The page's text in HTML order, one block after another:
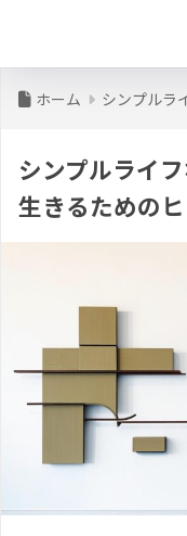
ホーム シンプルラ
シンプルライ
生きるための